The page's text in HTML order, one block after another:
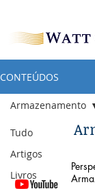
CONTEÚDOS
Tudo
Artigos
Livros
Armazenamento